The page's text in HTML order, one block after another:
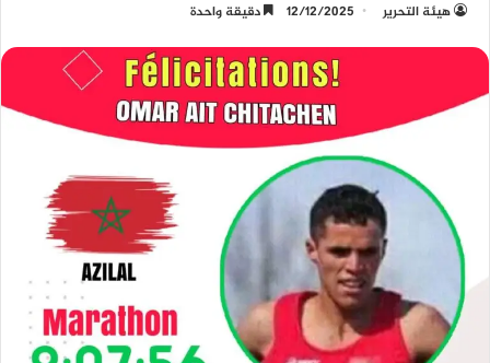
هيئة التحرير 12/12/2025 دقيقة واحدة